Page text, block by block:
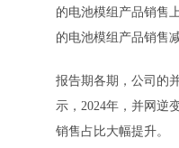
的电池模组产品销售
的电池模组产品销售
报告期各期，公司的
示，2024年，并网逆
销售占比大幅提升。